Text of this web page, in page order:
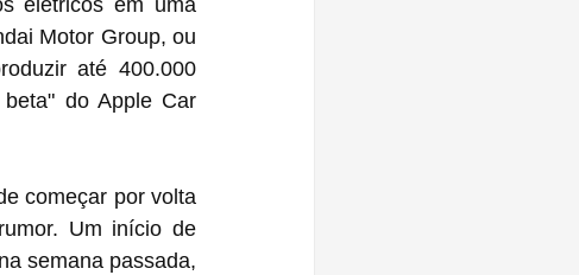
elétricos em uma
Motor Group, ou
até 400.000
do Apple Car
começar por volta
Um início de
semana passada,